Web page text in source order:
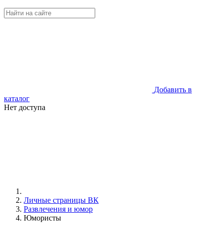
Добавить в
каталог
Нет доступа
Личные страницы ВК
Развлечения и юмор
Юмористы